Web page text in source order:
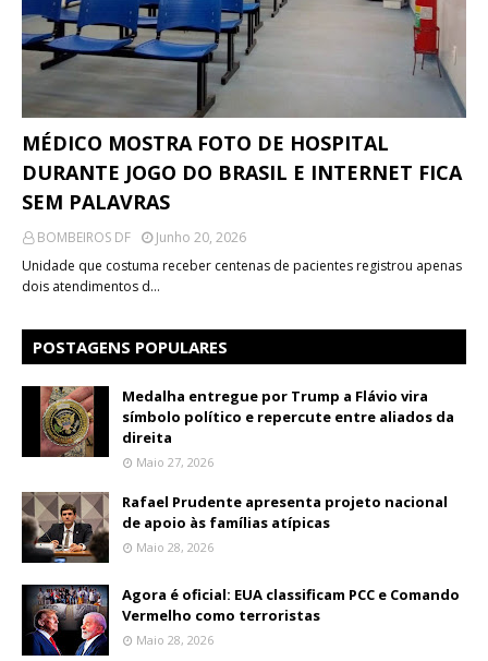
MÉDICO MOSTRA FOTO DE HOSPITAL
DURANTE JOGO DO BRASIL E INTERNET FICA
SEM PALAVRAS
BOMBEIROS DF
Junho 20, 2026
Unidade que costuma receber centenas de pacientes registrou apenas
dois atendimentos d…
POSTAGENS POPULARES
Medalha entregue por Trump a Flávio vira
símbolo político e repercute entre aliados da
direita
Maio 27, 2026
Rafael Prudente apresenta projeto nacional
de apoio às famílias atípicas
Maio 28, 2026
Agora é oficial: EUA classificam PCC e Comando
Vermelho como terroristas
Maio 28, 2026